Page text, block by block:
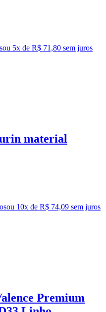
ou 5x de R$ 71,80 sem juros
material
ou 10x de R$ 74,09 sem juros
Premium